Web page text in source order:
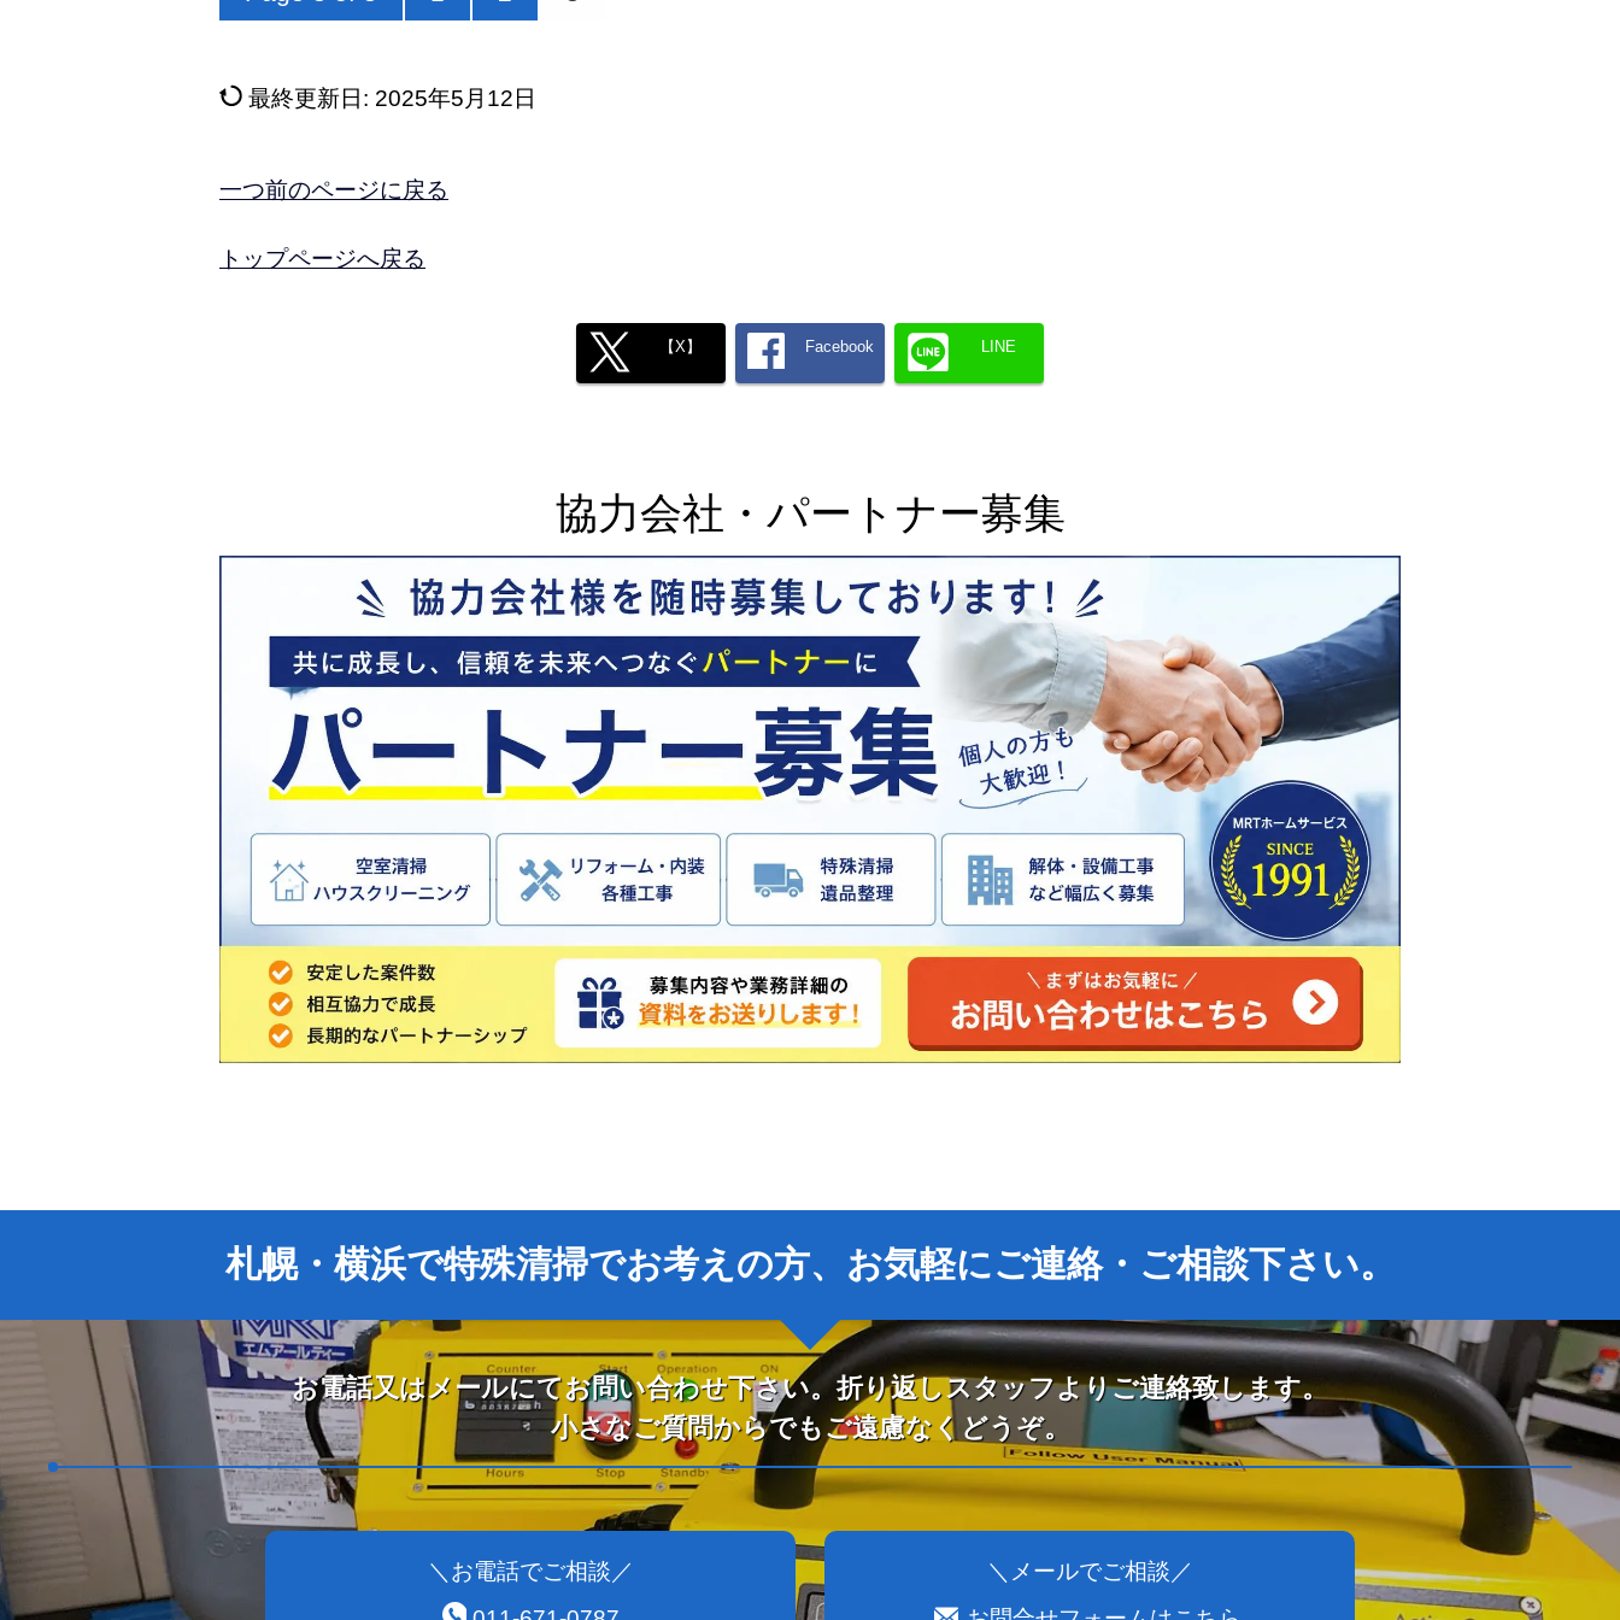
最終更新日: 2025年5月12日
一つ前のページに戻る
トップページへ戻る
【X】 Facebook LINE
協力会社・パートナー募集
札幌・横浜で特殊清掃でお考えの方、お気軽にご連絡・ご相談下さい。
お電話又はメールにてお問い合わせ下さい。折り返しスタッフよりご連絡致します。
小さなご質問からでもご遠慮なくどうぞ。
＼お電話でご相談／
＼メールでご相談／